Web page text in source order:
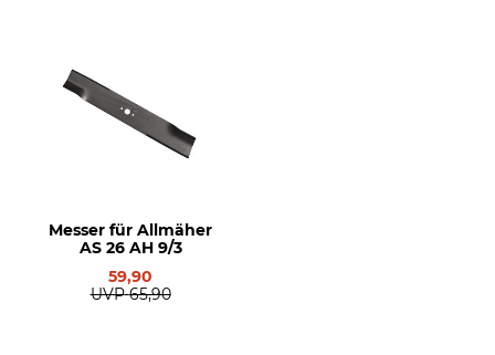
Messer für Allmäher
AS 26 AH 9/3
59,90
UVP 65,90